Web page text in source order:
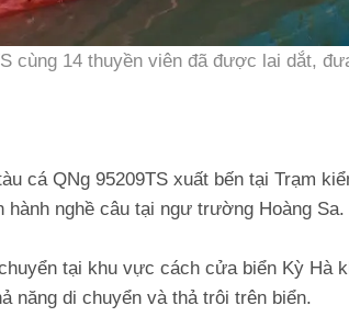
cùng 14 thuyền viên đã được lai dắt,
cá QNg 95209TS xuất bến tại Trạm
hành nghề câu tại ngư trường Hoàng
tại khu vực cách cửa biển Kỳ Hà
năng di chuyển và thả trôi trên biển.